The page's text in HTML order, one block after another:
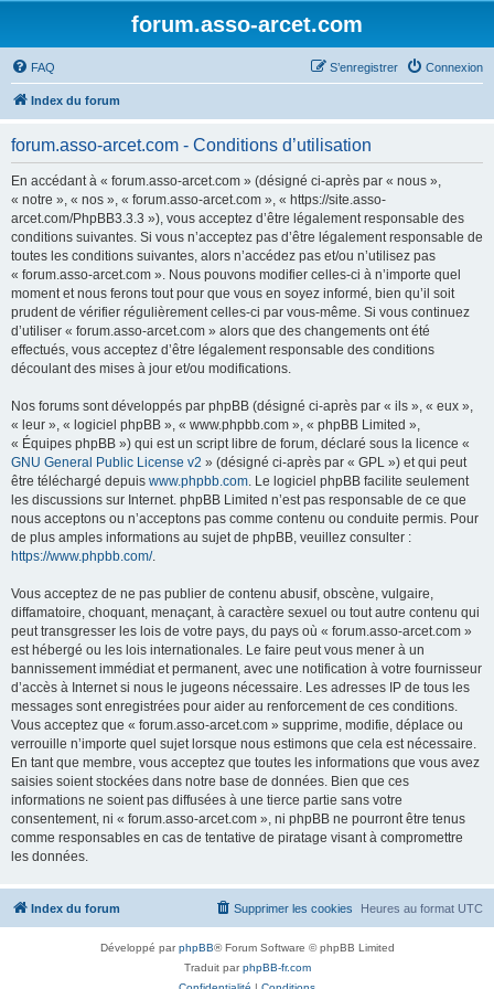
forum.asso-arcet.com
FAQ Connexion
S’enregistrer
Index du forum
forum.asso-arcet.com - Conditions d’utilisation
En accédant à « forum.asso-arcet.com » (désigné ci-après par « nous »,
« notre », « nos », « forum.asso-arcet.com », « https://site.asso-
arcet.com/PhpBB3.3.3 »), vous acceptez d’être légalement responsable des
conditions suivantes. Si vous n’acceptez pas d’être légalement responsable de
toutes les conditions suivantes, alors n’accédez pas et/ou n’utilisez pas
« forum.asso-arcet.com ». Nous pouvons modifier celles-ci à n’importe quel
moment et nous ferons tout pour que vous en soyez informé, bien qu’il soit
prudent de vérifier régulièrement celles-ci par vous-même. Si vous continuez
d’utiliser « forum.asso-arcet.com » alors que des changements ont été
effectués, vous acceptez d’être légalement responsable des conditions
découlant des mises à jour et/ou modifications.
Nos forums sont développés par phpBB (désigné ci-après par « ils », « eux »,
« leur », « logiciel phpBB », « www.phpbb.com », « phpBB Limited »,
« Équipes phpBB ») qui est un script libre de forum, déclaré sous la licence «
GNU General Public License v2 » (désigné ci-après par « GPL ») et qui peut
être téléchargé depuis www.phpbb.com. Le logiciel phpBB facilite seulement
les discussions sur Internet. phpBB Limited n’est pas responsable de ce que
nous acceptons ou n’acceptons pas comme contenu ou conduite permis. Pour
de plus amples informations au sujet de phpBB, veuillez consulter :
https://www.phpbb.com/.
Vous acceptez de ne pas publier de contenu abusif, obscène, vulgaire,
diffamatoire, choquant, menaçant, à caractère sexuel ou tout autre contenu qui
peut transgresser les lois de votre pays, du pays où « forum.asso-arcet.com »
est hébergé ou les lois internationales. Le faire peut vous mener à un
bannissement immédiat et permanent, avec une notification à votre fournisseur
d’accès à Internet si nous le jugeons nécessaire. Les adresses IP de tous les
messages sont enregistrées pour aider au renforcement de ces conditions.
Vous acceptez que « forum.asso-arcet.com » supprime, modifie, déplace ou
verrouille n’importe quel sujet lorsque nous estimons que cela est nécessaire.
En tant que membre, vous acceptez que toutes les informations que vous avez
saisies soient stockées dans notre base de données. Bien que ces
informations ne soient pas diffusées à une tierce partie sans votre
consentement, ni « forum.asso-arcet.com », ni phpBB ne pourront être tenus
comme responsables en cas de tentative de piratage visant à compromettre
les données.
Index du forum Heures au format UTC
Supprimer les cookies
Développé parphpBB® Forum Software © phpBB Limited
Traduit parphpBB-fr.com